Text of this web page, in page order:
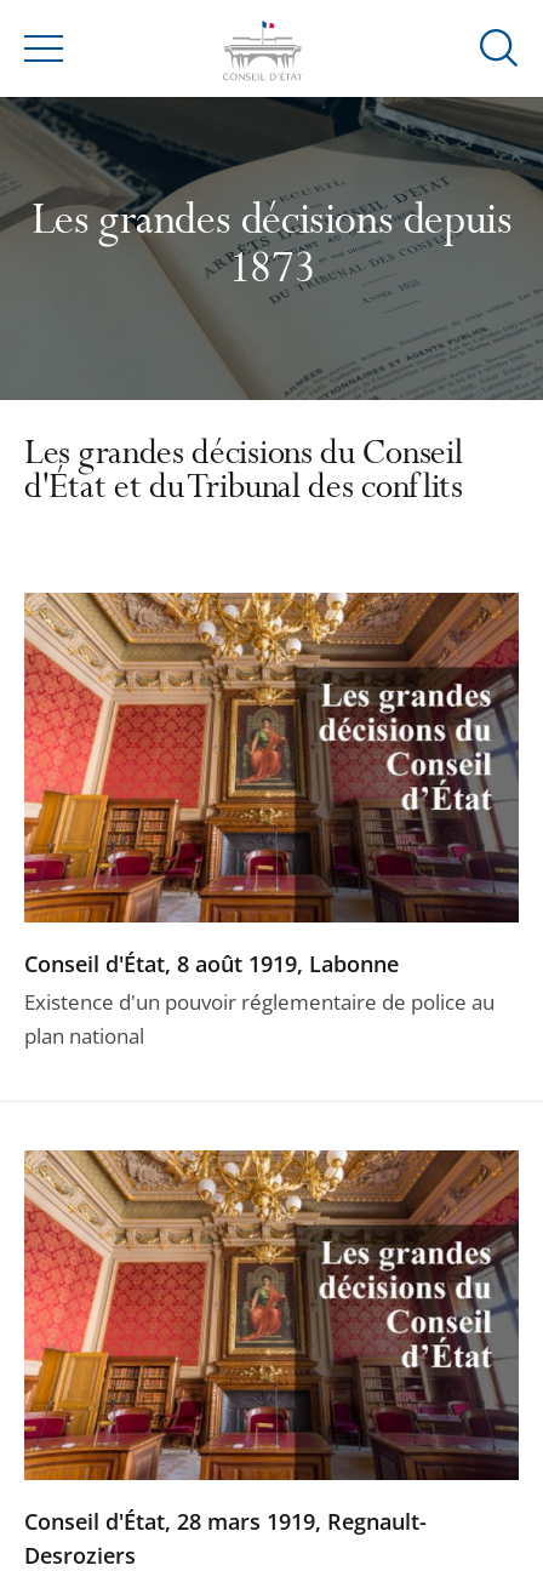
Menu
Ouvrir
de
Les grandes décisions depuis
1873
Les grandes décisions du Conseil
d'État et du Tribunal des conflits
Conseil d'État, 8 août 1919, Labonne
Existence d'un pouvoir réglementaire de police au
plan national
Conseil d'État, 28 mars 1919, Regnault-
Desroziers